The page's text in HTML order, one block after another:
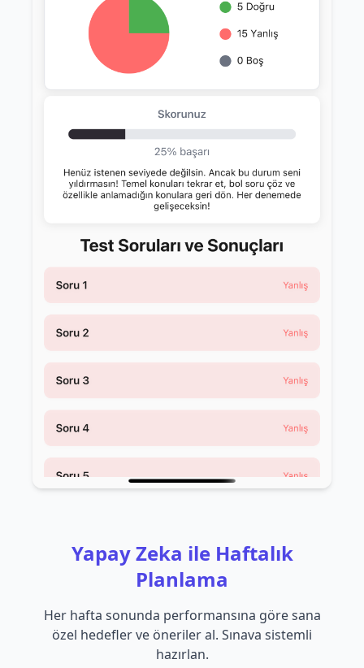
Yapay Zeka ile Haftalık
Planlama
Her hafta sonunda performansına göre sana
özel hedefler ve öneriler al. Sınava sistemli
hazırlan.